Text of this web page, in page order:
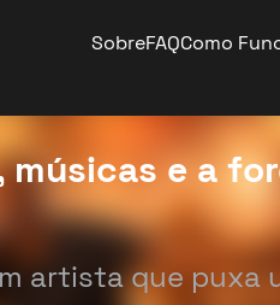
SobreFAQComo
e a
artista que puxa